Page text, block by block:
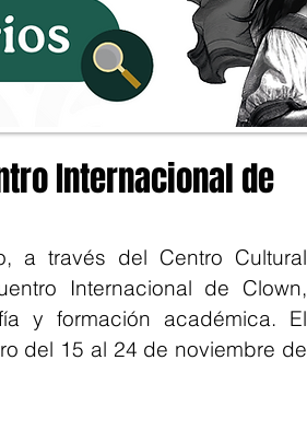
Internacional de
a través del Centro Cultural
Internacional de Clown,
y formación académica. El
del 15 al 24 de noviembre de